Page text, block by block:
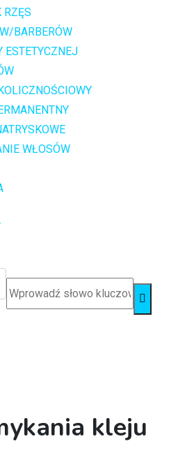
RZĘS
BARBERÓW
ESTETYCZNEJ
WŁOSÓW
kleju